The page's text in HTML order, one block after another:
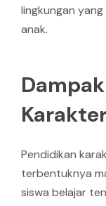
lingkungan
anak.
Pendidikan
terbentuknya
siswa belajar